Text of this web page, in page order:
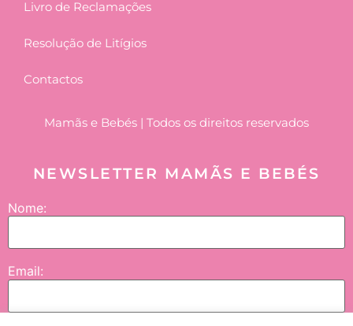
Livro de Reclamações
Resolução de Litígios
Contactos
Mamãs e Bebés | Todos os direitos reservados
NEWSLETTER MAMÃS E BEBÉS
Nome:
Email: